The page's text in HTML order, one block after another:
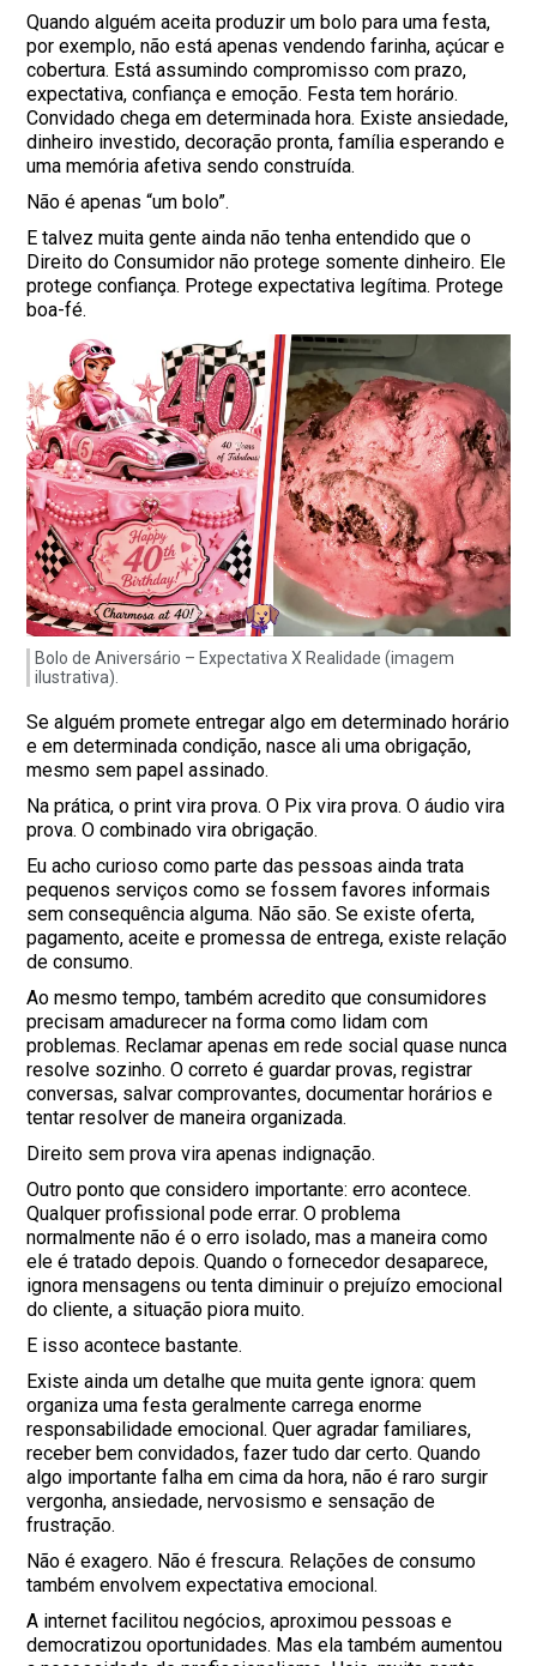
Quando alguém aceita produzir um bolo para uma festa,
por exemplo, não está apenas vendendo farinha, açúcar e
cobertura. Está assumindo compromisso com prazo,
expectativa, confiança e emoção. Festa tem horário.
Convidado chega em determinada hora. Existe ansiedade,
dinheiro investido, decoração pronta, família esperando e
uma memória afetiva sendo construída.
Não é apenas “um bolo”.
E talvez muita gente ainda não tenha entendido que o
Direito do Consumidor não protege somente dinheiro. Ele
protege confiança. Protege expectativa legítima. Protege
boa-fé.
Bolo de Aniversário – Expectativa X Realidade (imagem
ilustrativa).
Se alguém promete entregar algo em determinado horário
e em determinada condição, nasce ali uma obrigação,
mesmo sem papel assinado.
Na prática, o print vira prova. O Pix vira prova. O áudio vira
prova. O combinado vira obrigação.
Eu acho curioso como parte das pessoas ainda trata
pequenos serviços como se fossem favores informais
sem consequência alguma. Não são. Se existe oferta,
pagamento, aceite e promessa de entrega, existe relação
de consumo.
Ao mesmo tempo, também acredito que consumidores
precisam amadurecer na forma como lidam com
problemas. Reclamar apenas em rede social quase nunca
resolve sozinho. O correto é guardar provas, registrar
conversas, salvar comprovantes, documentar horários e
tentar resolver de maneira organizada.
Direito sem prova vira apenas indignação.
Outro ponto que considero importante: erro acontece.
Qualquer profissional pode errar. O problema
normalmente não é o erro isolado, mas a maneira como
ele é tratado depois. Quando o fornecedor desaparece,
ignora mensagens ou tenta diminuir o prejuízo emocional
do cliente, a situação piora muito.
E isso acontece bastante.
Existe ainda um detalhe que muita gente ignora: quem
organiza uma festa geralmente carrega enorme
responsabilidade emocional. Quer agradar familiares,
receber bem convidados, fazer tudo dar certo. Quando
algo importante falha em cima da hora, não é raro surgir
vergonha, ansiedade, nervosismo e sensação de
frustração.
Não é exagero. Não é frescura. Relações de consumo
também envolvem expectativa emocional.
A internet facilitou negócios, aproximou pessoas e
democratizou oportunidades. Mas ela também aumentou